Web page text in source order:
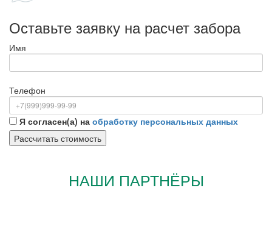
Оставьте заявку на расчет забора
Имя
Телефон
Я согласен(а) на обработку персональных данных
НАШИ ПАРТНЁРЫ